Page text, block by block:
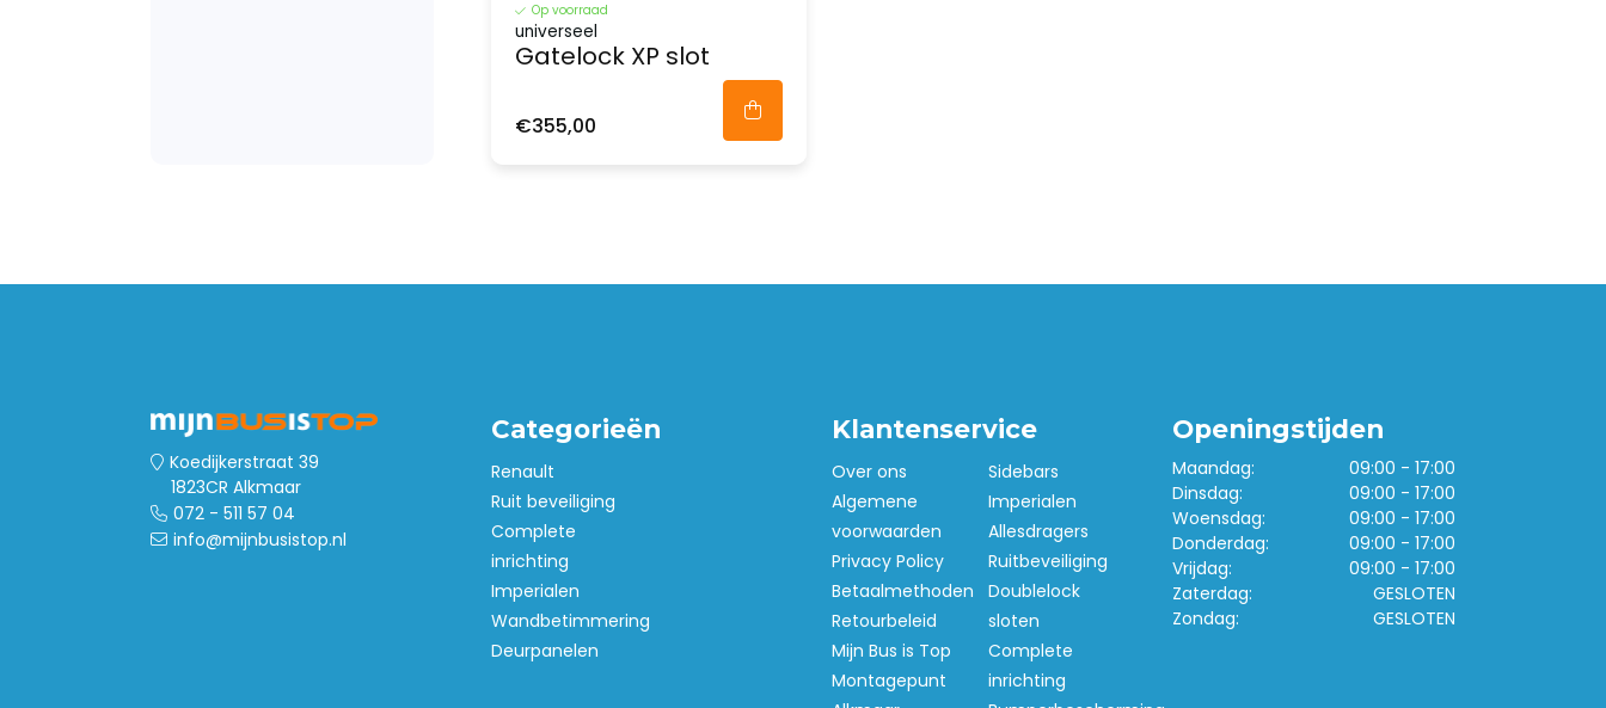
Op voorraad
universeel
Gatelock XP slot
€355,00
Koedijkerstraat 39
1823CR Alkmaar
072 - 511 57 04
info@mijnbusistop.nl
Categorieën
Renault
Ruit beveiliging
Complete
inrichting
Imperialen
Wandbetimmering
Deurpanelen
Klantenservice
Over ons
Algemene
voorwaarden
Privacy Policy
Betaalmethoden
Retourbeleid
Mijn Bus is Top
Montagepunt
Sidebars
Imperialen
Allesdragers
Ruitbeveiliging
Doublelock
sloten
Complete
inrichting
Openingstijden
Maandag:
09:00 - 17:00
Dinsdag:
09:00 - 17:00
Woensdag:
09:00 - 17:00
Donderdag:
09:00 - 17:00
Vrijdag:
09:00 - 17:00
Zaterdag:
GESLOTEN
Zondag:
GESLOTEN